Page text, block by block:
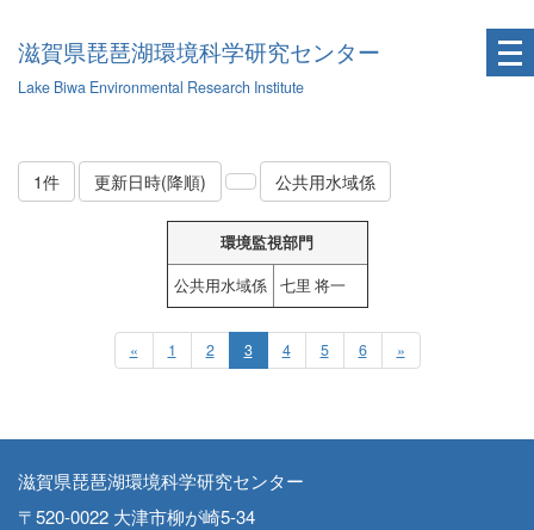
滋賀県琵琶湖環境科学研究センター
Lake Biwa Environmental Research Institute
1件 更新日時(降順) 公共用水域係
環境監視部門
公共用水域係
七里 将一
« 1 2 3 4 5 6 »
滋賀県琵琶湖環境科学研究センター
〒520-0022 大津市柳が崎5-34